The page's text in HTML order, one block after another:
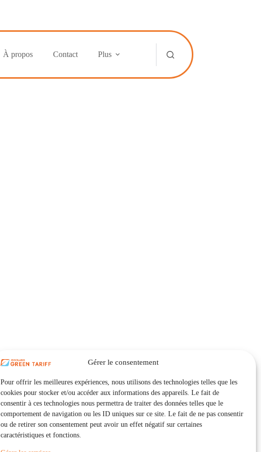
Gérer le consentement
Pour offrir les meilleures expériences, nous utilisons des technologies telles que les
cookies pour stocker et/ou accéder aux informations des appareils. Le fait de
consentir à ces technologies nous permettra de traiter des données telles que le
comportement de navigation ou les ID uniques sur ce site. Le fait de ne pas consentir
ou de retirer son consentement peut avoir un effet négatif sur certaines
caractéristiques et fonctions.
À propos Contact Plus